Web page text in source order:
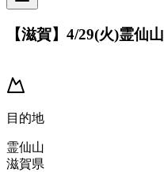
【滋賀】4/29(火)霊仙山
目的地
霊仙山
滋賀県